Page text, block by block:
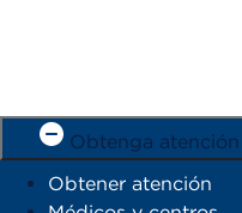
Obtenga atención
Obtener atención